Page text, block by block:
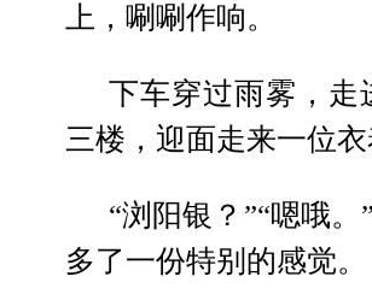
上，唰唰作响。
下车穿过雨雾，走
三楼，迎面走来一位
“浏阳银？”“嗯哦
多了一份特别的感觉。